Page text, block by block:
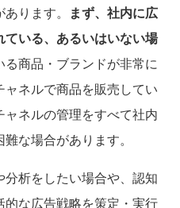
ります。
まず、社内に広
いる、あるいはいない場
商品・ブランドが非常に
ネルで商品を販売してい
ネルの管理をすべて社内
な場合があります。
析をしたい場合や、認知
な広告戦略を策定・実行